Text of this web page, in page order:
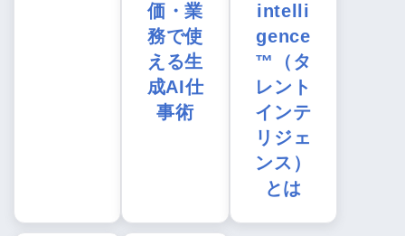
価・業
務で使
える生
成AI仕
事術
intelli
gence
™（タ
レント
インテ
リジェ
ンス）
とは